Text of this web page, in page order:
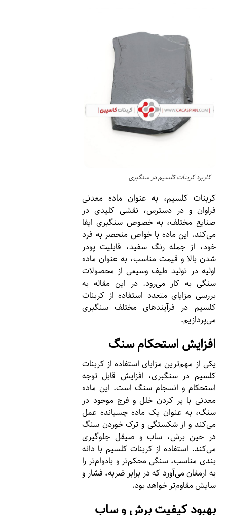
کاربرد کربنات کلسیم در سنگبری
کربنات کلسیم، به عنوان ماده معدنی
فراوان و در دسترس، نقشی کلیدی در
صنایع مختلف، به خصوص سنگبری ایفا
می‌کند. این ماده با خواص منحصر به فرد
خود، از جمله رنگ سفید، قابلیت پودر
شدن بالا و قیمت مناسب، به عنوان ماده
اولیه در تولید طیف وسیعی از محصولات
سنگی به کار می‌رود. در این مقاله به
بررسی مزایای متعدد استفاده از کربنات
کلسیم در فرآیندهای مختلف سنگبری
می‌پردازیم.
افزایش استحکام سنگ
یکی از مهم‌ترین مزایای استفاده از کربنات
کلسیم در سنگبری، افزایش قابل توجه
استحکام و انسجام سنگ است. این ماده
معدنی با پر کردن خلل و فرج موجود در
سنگ، به عنوان یک ماده چسبانده عمل
می‌کند و از شکستگی و ترک خوردن سنگ
در حین برش، ساب و صیقل جلوگیری
می‌کند. استفاده از کربنات کلسیم با دانه
بندی مناسب، سنگی محکم‌تر و بادوام‌تر را
به ارمغان می‌آورد که در برابر ضربه، فشار و
سایش مقاوم‌تر خواهد بود.
بهبود کیفیت برش و ساب